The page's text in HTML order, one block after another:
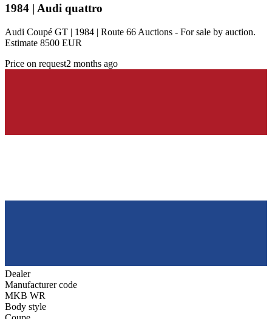
1984 | Audi quattro
Audi Coupé GT | 1984 | Route 66 Auctions - For sale by auction.
Estimate 8500 EUR
Price on request2 months ago
Dealer
Manufacturer code
MKB WR
Body style